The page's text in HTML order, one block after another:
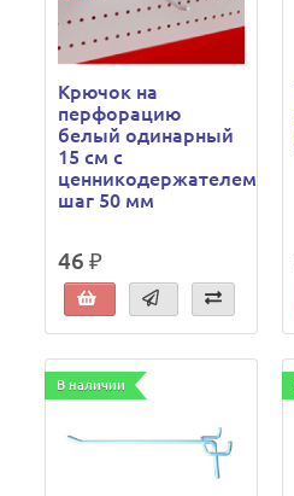
Крючок на
перфорацию
белый одинарный
15 см с
ценникодержателем
шаг 50 мм
46 ₽
В наличии